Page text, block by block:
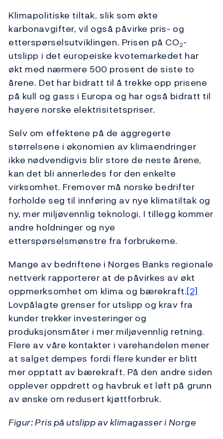
Klimapolitiske tiltak, slik som økte
karbonavgifter, vil også påvirke pris- og
etterspørselsutviklingen. Prisen på CO2-
utslipp i det europeiske kvotemarkedet har
økt med nærmere 500 prosent de siste to
årene. Det har bidratt til å trekke opp prisene
på kull og gass i Europa og har også bidratt til
høyere norske elektrisitetspriser.
Selv om effektene på de aggregerte
størrelsene i økonomien av klimaendringer
ikke nødvendigvis blir store de neste årene,
kan det bli annerledes for den enkelte
virksomhet. Fremover må norske bedrifter
forholde seg til innføring av nye klimatiltak og
ny, mer miljøvennlig teknologi. I tillegg kommer
andre holdninger og nye
etterspørselsmønstre fra forbrukerne.
Mange av bedriftene i Norges Banks regionale
nettverk rapporterer at de påvirkes av økt
oppmerksomhet om klima og bærekraft.[2]
Lovpålagte grenser for utslipp og krav fra
kunder trekker investeringer og
produksjonsmåter i mer miljøvennlig retning.
Flere av våre kontakter i varehandelen mener
at salget dempes fordi flere kunder er blitt
mer opptatt av bærekraft. På den andre siden
opplever oppdrett og havbruk et løft på grunn
av ønske om redusert kjøttforbruk.
Figur: Pris på utslipp av klimagasser i Norge